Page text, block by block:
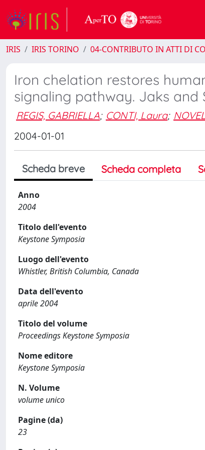
IRIS IRIS TORINO 04-CONTRIBUTO IN ATTI DI
Iron chelation restores
signaling pathway. Jaks
REGIS, GABRIELLA; CONTI, Laura;
2004-01-01
Scheda breve Scheda completa
Anno
2004
Titolo dell'evento
Keystone Symposia
Luogo dell'evento
Whistler, British Columbia, Canada
Data dell'evento
aprile 2004
Titolo del volume
Proceedings Keystone Symposia
Nome editore
Keystone Symposia
N. Volume
volume unico
Pagine (da)
23